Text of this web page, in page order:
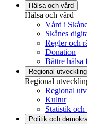
Hälsa och vård
Hälsa och vård
Vård i
Skånes
Regler och
Donation
Bättre hälsa
Regional
Regional
Regional
Kultur
Statistik och
Politik och